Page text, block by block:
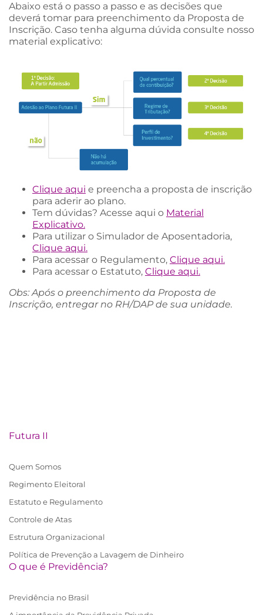
Abaixo está o passo a passo e as decisões que
deverá tomar para preenchimento da Proposta de
Inscrição. Caso tenha alguma dúvida consulte nosso
material explicativo:
Clique aqui e preencha a proposta de inscrição
para aderir ao plano.
Tem dúvidas? Acesse aqui o Material
Explicativo.
Para utilizar o Simulador de Aposentadoria,
Clique aqui.
Para acessar o Regulamento, Clique aqui.
Para acessar o Estatuto, Clique aqui.
Obs: Após o preenchimento da Proposta de
Inscrição, entregar no RH/DAP de sua unidade.
Futura II
Quem Somos
Regimento Eleitoral
Estatuto e Regulamento
Controle de Atas
Estrutura Organizacional
Política de Prevenção a Lavagem de Dinheiro
O que é Previdência?
Previdência no Brasil